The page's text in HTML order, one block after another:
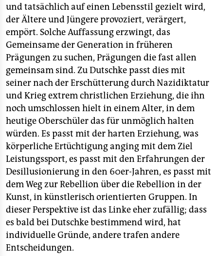
und tatsächlich auf einen Lebensstil gezielt wird,
der Ältere und Jüngere provoziert, verärgert,
empört. Solche Auffassung erzwingt, das
Gemeinsame der Generation in früheren
Prägungen zu suchen, Prägungen die fast allen
gemeinsam sind. Zu Dutschke passt dies mit
seiner nach der Erschütterung durch Nazidiktatur
und Krieg extrem christlichen Erziehung, die ihn
noch umschlossen hielt in einem Alter, in dem
heutige Oberschüler das für unmöglich halten
würden. Es passt mit der harten Erziehung, was
körperliche Ertüchtigung anging mit dem Ziel
Leistungssport, es passt mit den Erfahrungen der
Desillusionierung in den 60er-Jahren, es passt mit
dem Weg zur Rebellion über die Rebellion in der
Kunst, in künstlerisch orientierten Gruppen. In
dieser Perspektive ist das Linke eher zufällig; dass
es bald bei Dutschke bestimmend wird, hat
individuelle Gründe, andere trafen andere
Entscheidungen.